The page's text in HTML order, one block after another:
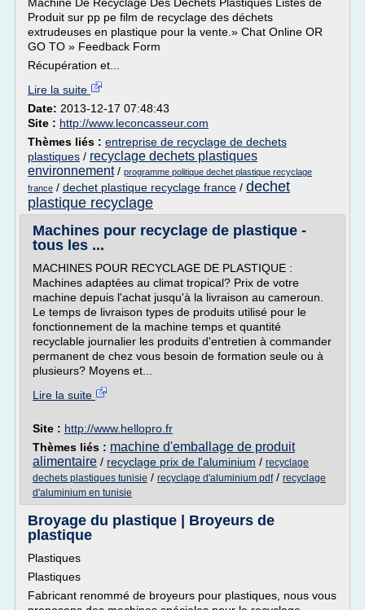
Produit sur pp pe film de recyclage des déchets
extrudeuses en plastique pour la vente.» Chat Online OR
GO TO » Feedback Form
Récupération et...
Lire la suite
Date: 2013-12-17 07:48:43
Site : http://www.leconcasseur.com
Thèmes liés : entreprise de recyclage de dechets
plastiques / recyclage dechets plastiques
environnement/ programme politique dechet plastique recyclage
france / dechet plastique recyclage france / dechet
plastique recyclage
Machines pour recyclage de plastique -
tous les ...
MACHINES POUR RECYCLAGE DE PLASTIQUE :
Machines adaptées au climat tropical? Prix de votre
machine depuis l'achat jusqu'à la livraison au cameroun.
Le temps de livraison types de produits utilisé pour le
fonctionnement de la machine temps et quantité
recyclable journalier les produits d'entretien à commander
permanent de chez vous besoin de formation seule ou à
plusieurs? Moyens et...
Lire la suite
Site : http://www.hellopro.fr
Thèmes liés : machine d'emballage de produit
alimentaire / recyclage prix de l'aluminium / recyclage
dechets plastiques tunisie / recyclage d'aluminium pdf/ recyclage
d'aluminium en tunisie
Broyage du plastique | Broyeurs de
plastique
Plastiques
Plastiques
Fabricant renommé de broyeurs pour plastiques, nous vous